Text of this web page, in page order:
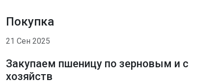
Покупка
21 Сен 2025
Закупаем пшеницу по зерновым и с
хозяйств